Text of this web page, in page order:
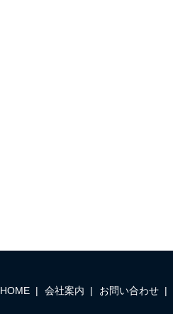
HOME 会社案内 お問い合わせ